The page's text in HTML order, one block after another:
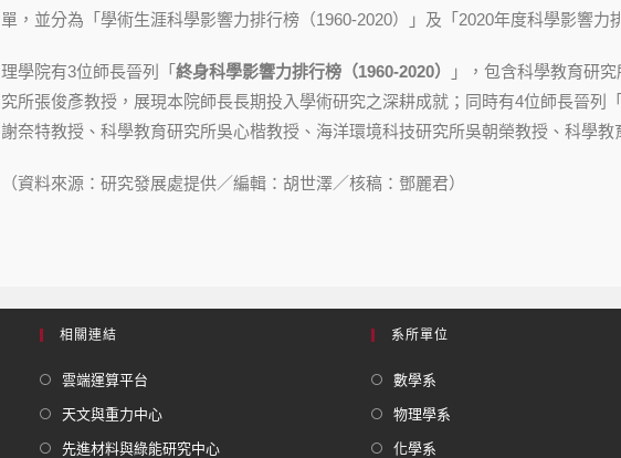
單，並分為「學術生涯科學影響力排行榜（1960-2020）」及「2020年度科學影響力
理學院有3位師長晉列「 終身科學影響力排行榜（1960-2020）
」，包含科學教育研
究所張俊彥教授，展現本院師長長期投入學術研究之深耕成就；同時有4位師長晉列「
謝奈特教授、科學教育研究所吳心楷教授、海洋環境科技研究所吳朝榮教授、科學教
（資料來源：研究發展處提供／編輯：胡世澤／核稿：鄧麗君）
相關連結
雲端運算平台
天文與重力中心
先進材料與綠能研究中心
系所單位
數學系
物理學系
化學系